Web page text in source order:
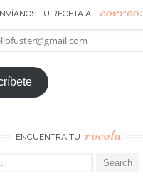
TU RECETA AL correo:
ENCUENTRA TU receta